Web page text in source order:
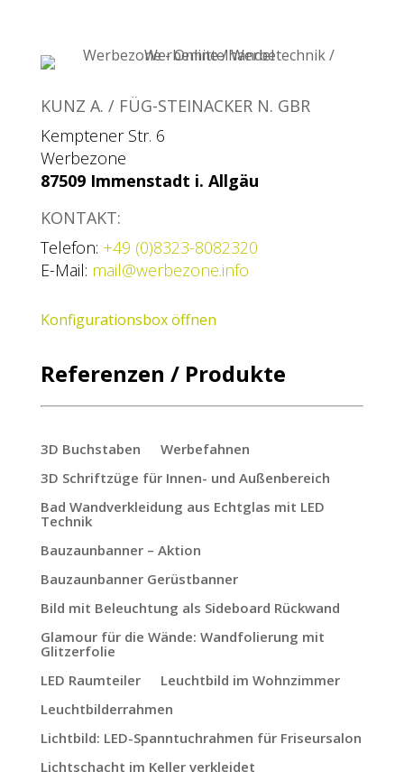
KUNZ A. / FÜG-STEINACKER N. GBR
Kemptener Str. 6
Werbezone
87509 Immenstadt i. Allgäu
KONTAKT:
Telefon: +49 (0)8323-8082320
E-Mail: mail@werbezone.info
Konfigurationsbox öffnen
Referenzen / Produkte
3D Buchstaben
Werbefahnen
3D Schriftzüge für Innen- und Außenbereich
Bad Wandverkleidung aus Echtglas mit LED
Technik
Bauzaunbanner – Aktion
Bauzaunbanner Gerüstbanner
Bild mit Beleuchtung als Sideboard Rückwand
Glamour für die Wände: Wandfolierung mit
Glitzerfolie
LED Raumteiler
Leuchtbild im Wohnzimmer
Leuchtbilderrahmen
Lichtbild: LED-Spanntuchrahmen für Friseursalon
Lichtschacht im Keller verkleidet